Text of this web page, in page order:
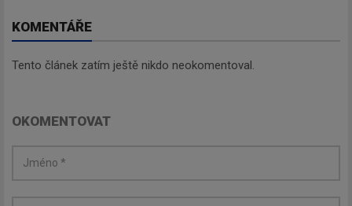
KOMENTÁŘE
Tento článek zatím ještě nikdo neokomentoval.
OKOMENTOVAT